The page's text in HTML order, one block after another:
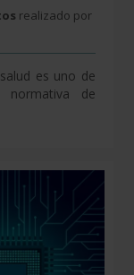
realizado por
es uno de
de